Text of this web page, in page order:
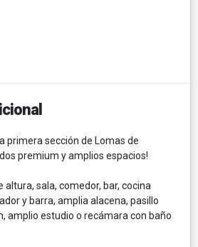
sección de Lomas de
premium y amplios espacios!
altura, sala, comedor, bar, cocina
y barra, amplia alacena, pasillo
amplio estudio o recámara con baño